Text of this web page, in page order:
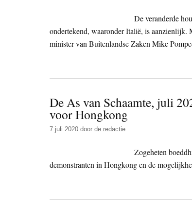
De veranderde
ondertekend, waaronder Italië, is aanzienlijk.
minister van Buitenlandse Zaken Mike
De As van Schaamte, juli
voor Hongkong
7 juli 2020 door de redactie
Zogeheten
demonstranten in Hongkong en de